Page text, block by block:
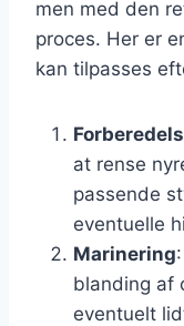
men med den
proces. Her er
kan tilpasses
at rense
passende
eventuelle
Marinering
blanding af
eventuelt